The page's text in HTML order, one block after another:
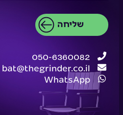
שליחה
050-6360082
bat@thegrinder.co.il
WhatsApp